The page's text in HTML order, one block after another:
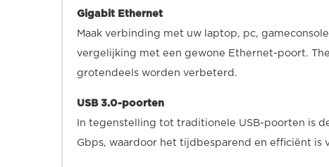
Gigabit Ethernet
Maak verbinding met uw laptop, pc,
vergelijking met een gewone Ethernet-poort.
grotendeels worden verbeterd.
USB 3.0-poorten
In tegenstelling tot traditionele USB-poorten is
Gbps, waardoor het tijdbesparend en efficiënt is